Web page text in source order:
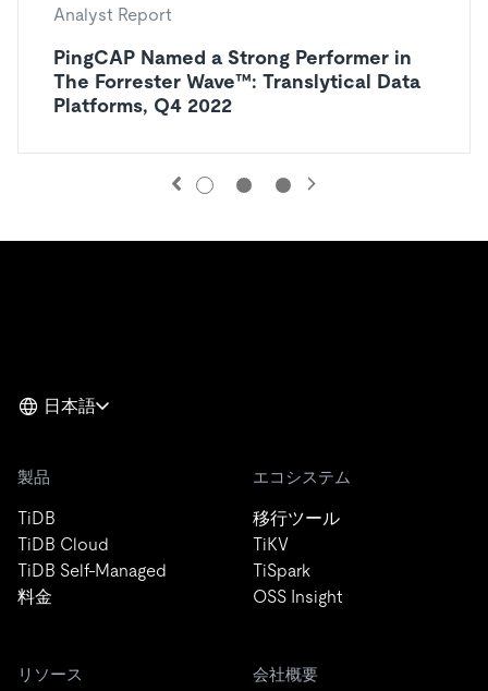
Analyst Report
PingCAP Named a Strong Performer in
The Forrester Wave™: Translytical Data
Platforms, Q4 2022
日本語
製品
TiDB
TiDB Cloud
TiDB Self-Managed
料金
エコシステム
移行ツール
TiKV
TiSpark
OSS Insight
リソース 会社概要